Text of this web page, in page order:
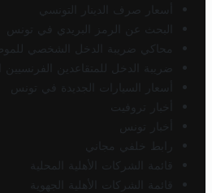
أسعار صرف الدينار التونسي
البحث عن الرمز البريدي في تونس
محاكي ضريبة الدخل الشخصي
ضريبة الدخل للمتقاعدين
أسعار السيارات الجديدة في تونس
أخبار تروفيت
أخبار تونس
رابط خلفي مجاني
قائمة الشركات الأهلية المحلية
قائمة الشركات الأهلية الجهوية